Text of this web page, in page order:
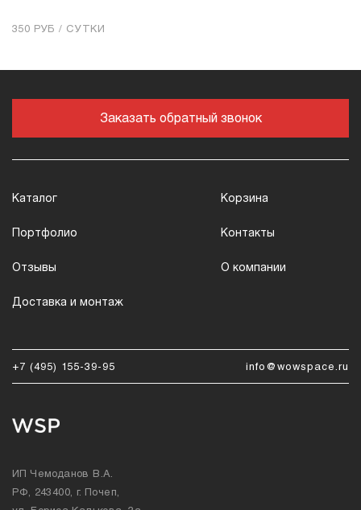
350 РУБ / СУТКИ
Заказать обратный звонок
Каталог Корзина
Портфолио Контакты
Отзывы О компании
Доставка и монтаж
+7 (495) 155-39-95 info@wowspace.ru
ИП Чемоданов В.А.
РФ, 243400, г. Почеп,